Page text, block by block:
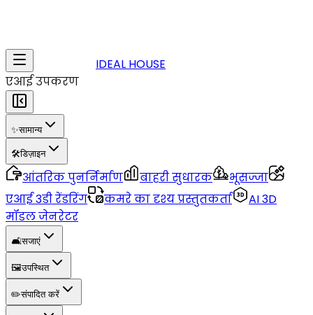
IDEAL HOUSE
एआई उपकरण
✨सामान्य
🛠️डिज़ाइन
आंतरिक पुनर्निर्माण बाहरी सुधारक
भूसज्जा
एआई 3डी रेंडरिंग
कमरे का दृश्य प्रस्तुतकर्ता
AI 3D
मॉडल जेनरेटर
🛋️सजाएं
🖼️उपस्थित
✏️संपादित करें